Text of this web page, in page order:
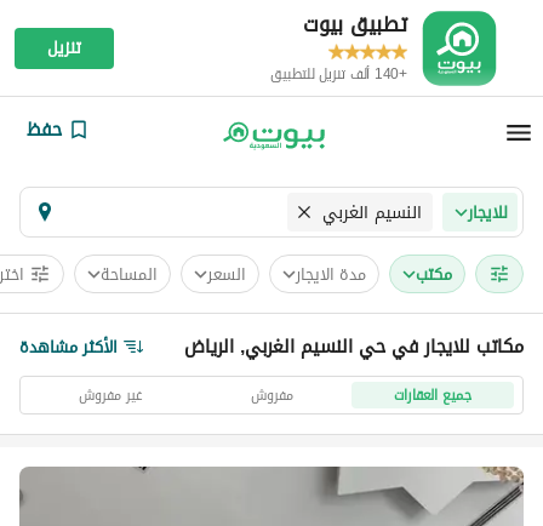
تطبيق بيوت
+140 ألف تنزيل للتطبيق
تنزيل
حفظ
للايجار النسيم الغربي
مکتب مدة الايجار السعر المساحة
مكاتب للايجار في حي النسيم الغربي, الرياض الأكثر مشاهدة
جميع العقارات مفروش غير مفروش